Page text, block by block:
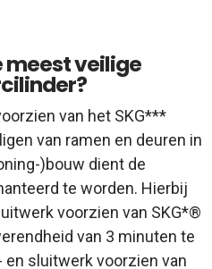
veilige
van het SKG***
van ramen en deuren in
)bouw dient de
te worden. Hierbij
voorzien van SKG*®
van 3 minuten te
en sluitwerk voorzien van